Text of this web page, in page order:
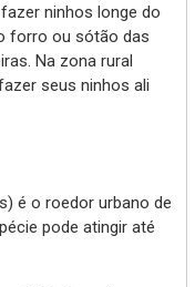
ninhos longe do
forro ou sótão das
Na zona rural
seus ninhos ali
é o roedor urbano de
pode atingir até